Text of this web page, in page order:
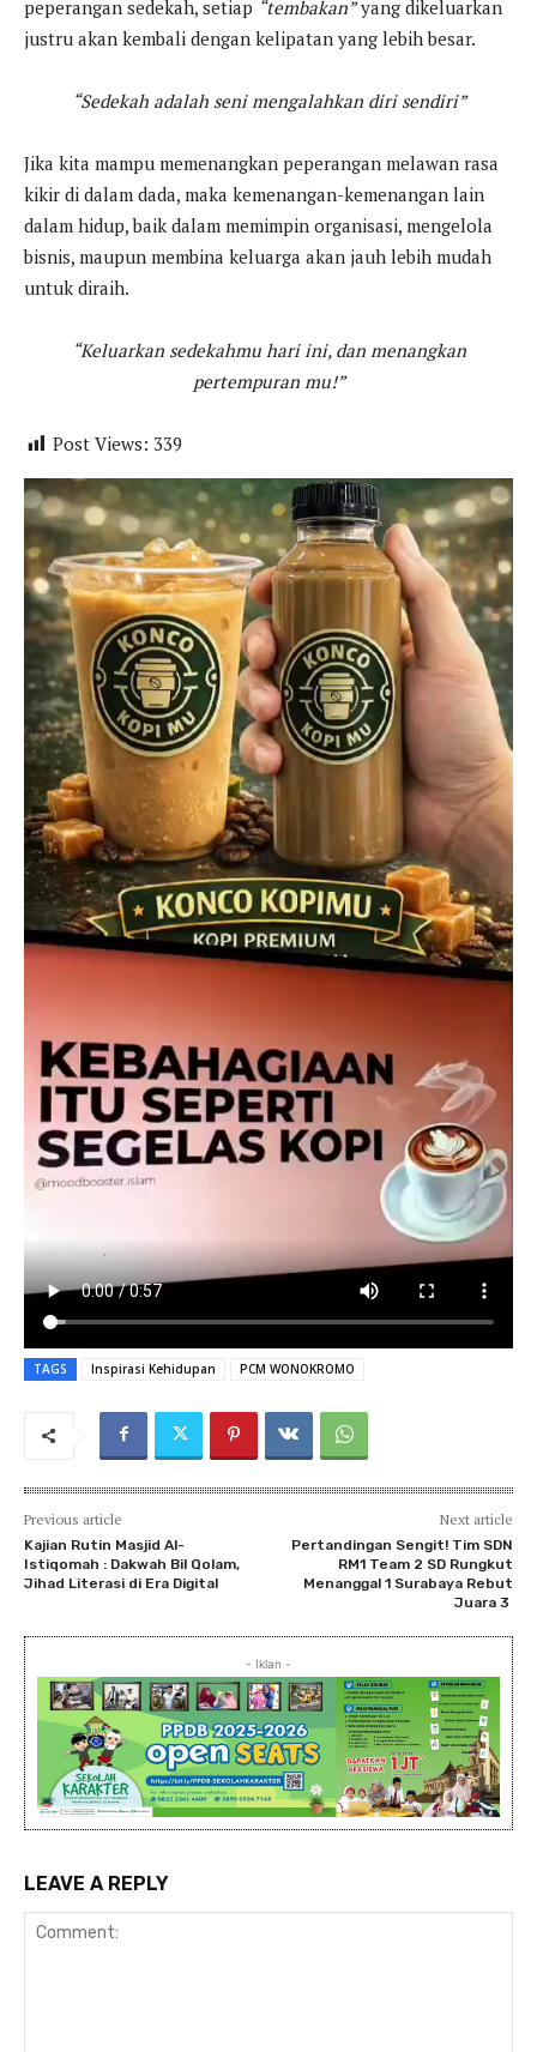
peperangan sedekah, setiap “tembakan”yang dikeluarkan
justru akan kembali dengan kelipatan yang lebih besar.
“Sedekah adalah seni mengalahkan diri sendiri”
Jika kita mampu memenangkan peperangan melawan rasa
kikir di dalam dada, maka kemenangan-kemenangan lain
dalam hidup, baik dalam memimpin organisasi, mengelola
bisnis, maupun membina keluarga akan jauh lebih mudah
untuk diraih.
“Keluarkan sedekahmu hari ini, dan menangkan
pertempuran mu!”
Post Views: 339
TAGS Inspirasi Kehidupan PCM WONOKROMO
Previous article
Kajian Rutin Masjid Al-
Istiqomah : Dakwah Bil Qolam,
Jihad Literasi di Era Digital
Next article
Pertandingan Sengit! Tim SDN
RM1 Team 2 SD Rungkut
Menanggal 1 Surabaya Rebut
Juara 3
- Iklan -
LEAVE A REPLY